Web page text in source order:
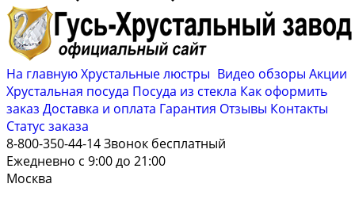
На главнуюХрустальные люстры Видео обзоры Акции
Хрустальная посуда Посуда из стекла Как оформить
заказ Доставка и оплата Гарантия Отзывы Контакты
Cтатус заказа
8-800-350-44-14Звонок бесплатный
Ежедневно с 9:00 до 21:00
Москва